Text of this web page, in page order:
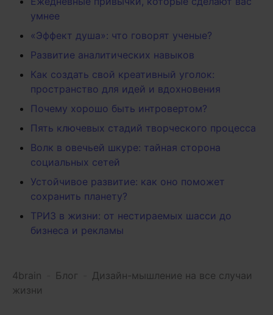
умнее
«Эффект душа»: что говорят ученые?
Развитие аналитических навыков
Как создать свой креативный уголок:
пространство для идей и вдохновения
Почему хорошо быть интровертом?
Пять ключевых стадий творческого процесса
Волк в овечьей шкуре: тайная сторона
социальных сетей
Устойчивое развитие: как оно поможет
сохранить планету?
ТРИЗ в жизни: от нестираемых шасси до
бизнеса и рекламы
4brain Блог
Дизайн-мышление на все случаи
жизни